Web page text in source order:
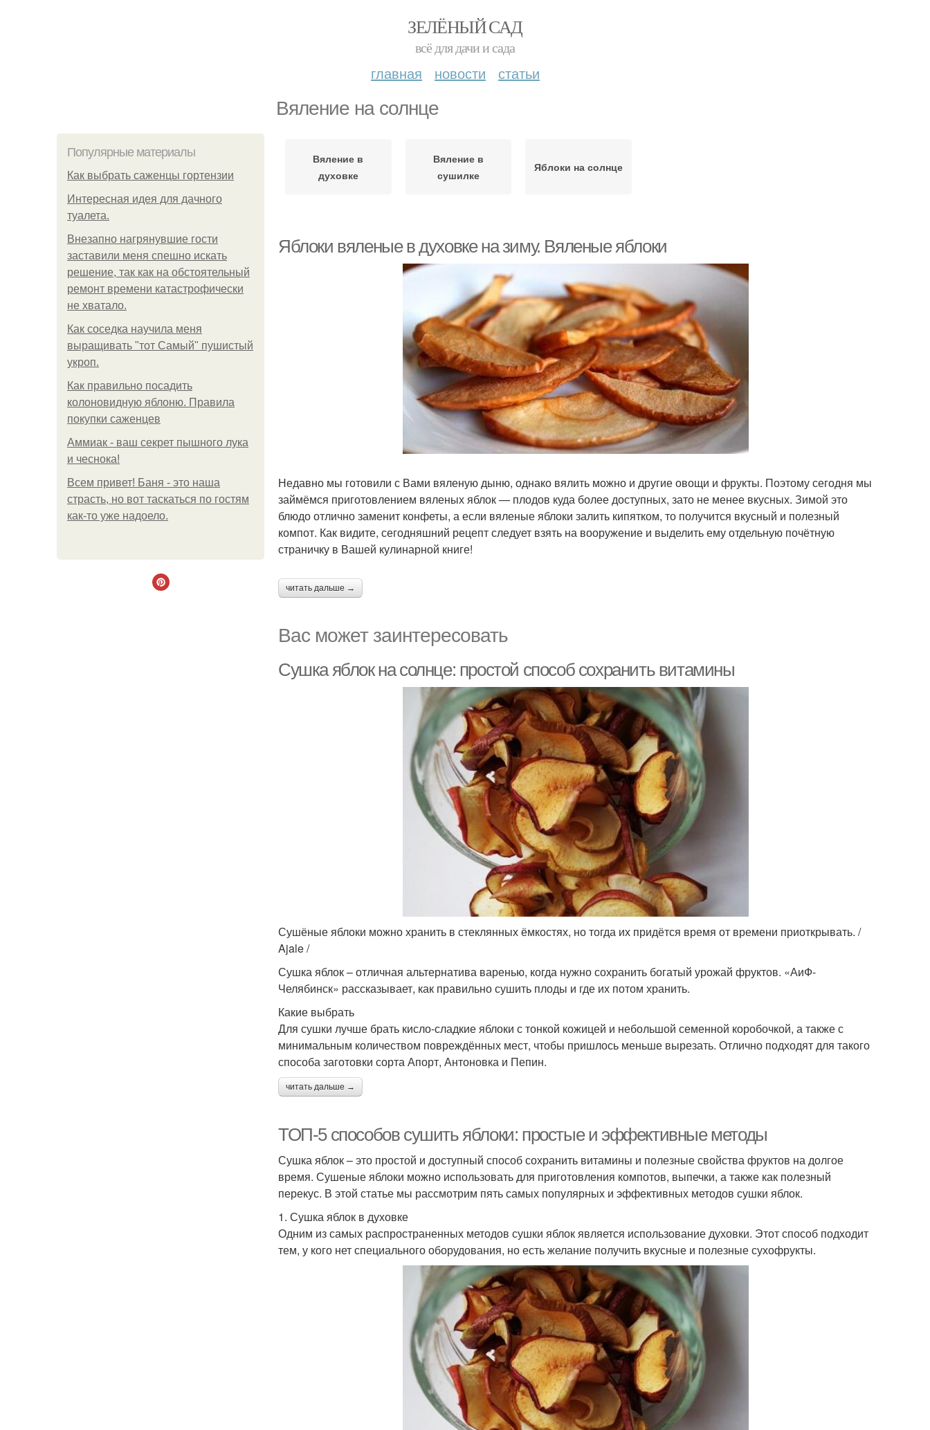
ЗЕЛЁНЫЙ САД
всё для дачи и сада
главная новости статьи
Вяление на солнце
Популярные материалы
Как выбрать саженцы гортензии
Интересная идея для дачного
туалета.
Внезапно нагрянувшие гости
заставили меня спешно искать
решение, так как на обстоятельный
ремонт времени катастрофически
не хватало.
Как соседка научила меня
выращивать "тот Самый" пушистый
укроп.
Как правильно посадить
колоновидную яблоню. Правила
покупки саженцев
Аммиак - ваш секрет пышного лука
и чеснока!
Всем привет! Баня - это наша
страсть, но вот таскаться по гостям
как-то уже надоело.
Вяление в
духовке
Вяление в
сушилке
Яблоки на солнце
Яблоки вяленые в духовке на зиму. Вяленые яблоки
Недавно мы готовили с Вами вяленую дыню, однако вялить можно и другие овощи и фрукты. Поэтому сегодня мы
займёмся приготовлением вяленых яблок — плодов куда более доступных, зато не менее вкусных. Зимой это
блюдо отлично заменит конфеты, а если вяленые яблоки залить кипятком, то получится вкусный и полезный
компот. Как видите, сегодняшний рецепт следует взять на вооружение и выделить ему отдельную почётную
страничку в Вашей кулинарной книге!
читать дальше →
Вас может заинтересовать
Сушка яблок на солнце: простой способ сохранить витамины
Сушёные яблоки можно хранить в стеклянных ёмкостях, но тогда их придётся время от времени приоткрывать. /
Ajale /
Сушка яблок – отличная альтернатива варенью, когда нужно сохранить богатый урожай фруктов. «АиФ-
Челябинск» рассказывает, как правильно сушить плоды и где их потом хранить.
Какие выбрать
Для сушки лучше брать кисло-сладкие яблоки с тонкой кожицей и небольшой семенной коробочкой, а также с
минимальным количеством повреждённых мест, чтобы пришлось меньше вырезать. Отлично подходят для такого
способа заготовки сорта Апорт, Антоновка и Пепин.
читать дальше →
ТОП-5 способов сушить яблоки: простые и эффективные методы
Сушка яблок – это простой и доступный способ сохранить витамины и полезные свойства фруктов на долгое
время. Сушеные яблоки можно использовать для приготовления компотов, выпечки, а также как полезный
перекус. В этой статье мы рассмотрим пять самых популярных и эффективных методов сушки яблок.
1. Сушка яблок в духовке
Одним из самых распространенных методов сушки яблок является использование духовки. Этот способ подходит
тем, у кого нет специального оборудования, но есть желание получить вкусные и полезные сухофрукты.